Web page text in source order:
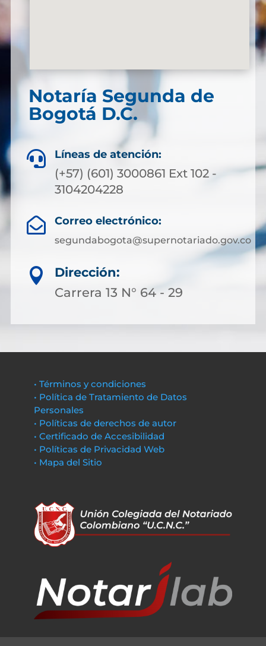
Notaría Segunda de
Bogotá D.C.
 Líneas de atención:
(+57) (601) 3000861 Ext 102 -
3104204228
 Correo electrónico:
segundabogota@supernotariado.gov.co

Dirección:
Carrera 13 N° 64 - 29
• Términos y condiciones
• Política de Tratamiento de Datos
Personales
• Políticas de derechos de autor
• Certificado de Accesibilidad
• Políticas de Privacidad Web
• Mapa del Sitio